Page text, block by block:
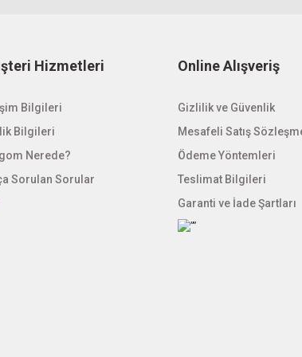
çalıştırır.
Gönder
Hizmetleri
Bilgileri
Bilgileri
Nerede?
Sorulan Sorular
Online Alışveriş
Gizlilik ve Güvenlik
Mesafeli Satış
Ödeme Yöntemleri
Teslimat Bilgileri
Garanti ve İade Şartları